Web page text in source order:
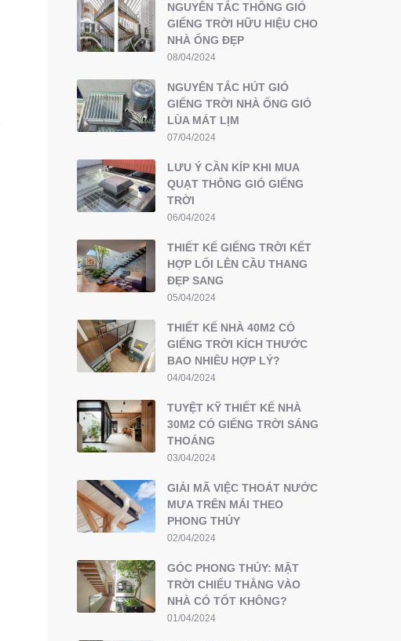
NGUYÊN TẮC THÔNG GIÓ
GIẾNG TRỜI HỮU HIỆU CHO
NHÀ ỐNG ĐẸP
08/04/2024
NGUYÊN TẮC HÚT GIÓ
GIẾNG TRỜI NHÀ ỐNG GIÓ
LÙA MÁT LỊM
07/04/2024
LƯU Ý CẦN KÍP KHI MUA
QUẠT THÔNG GIÓ GIẾNG
TRỜI
06/04/2024
THIẾT KẾ GIẾNG TRỜI KẾT
HỢP LỐI LÊN CẦU THANG
ĐẸP SANG
05/04/2024
THIẾT KẾ NHÀ 40M2 CÓ
GIẾNG TRỜI KÍCH THƯỚC
BAO NHIÊU HỢP LÝ?
04/04/2024
TUYỆT KỸ THIẾT KẾ NHÀ
30M2 CÓ GIẾNG TRỜI SÁNG
THOÁNG
03/04/2024
GIẢI MÃ VIỆC THOÁT NƯỚC
MƯA TRÊN MÁI THEO
PHONG THỦY
02/04/2024
GÓC PHONG THỦY: MẶT
TRỜI CHIẾU THẲNG VÀO
NHÀ CÓ TỐT KHÔNG?
01/04/2024